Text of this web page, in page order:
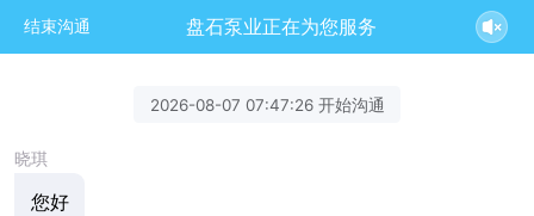
结束沟通 盘石泵业正在为您服务
2026-08-07 07:47:26 开始沟通
晓琪
您好